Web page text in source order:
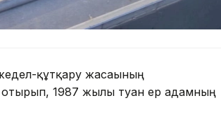
құтқару жасағының
отырып, 1987 жылы туған ер адамның